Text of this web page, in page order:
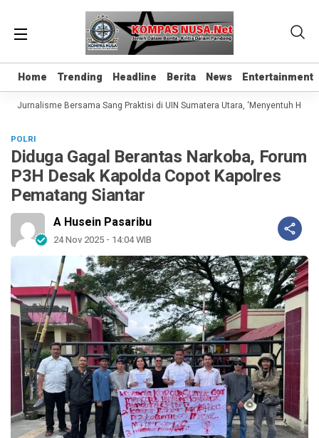
Home Trending Headline Berita News Entertainment
Home Trending Headline Berita News Entertainment
Jurnalisme Bersama Sang Praktisi di UIN Sumatera Utara, ‘Menyentuh Hati
POLRI
Diduga Gagal Berantas Narkoba, Forum
P3H Desak Kapolda Copot Kapolres
Pematang Siantar
A Husein Pasaribu
24 Nov 2025 - 14:04 WIB